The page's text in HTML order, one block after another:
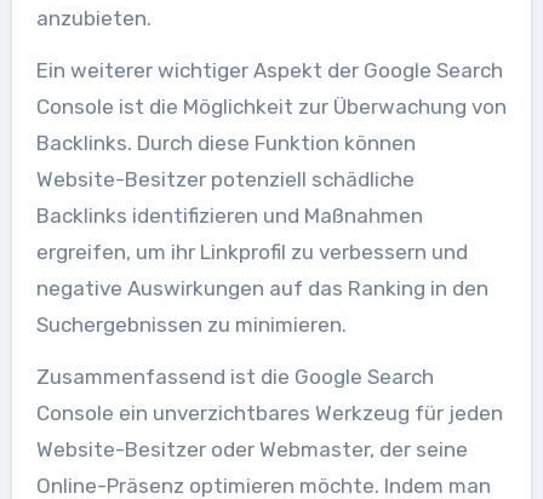
anzubieten.
Ein weiterer wichtiger Aspekt der Google Search
Console ist die Möglichkeit zur Überwachung von
Backlinks. Durch diese Funktion können
Website-Besitzer potenziell schädliche
Backlinks identifizieren und Maßnahmen
ergreifen, um ihr Linkprofil zu verbessern und
negative Auswirkungen auf das Ranking in den
Suchergebnissen zu minimieren.
Zusammenfassend ist die Google Search
Console ein unverzichtbares Werkzeug für jeden
Website-Besitzer oder Webmaster, der seine
Online-Präsenz optimieren möchte. Indem man